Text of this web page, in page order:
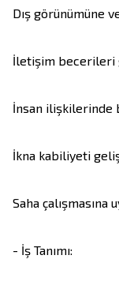
Dış görünümüne
İletişim becerileri
İnsan ilişkilerinde
İkna kabiliyeti
Saha
- İş Tanımı: